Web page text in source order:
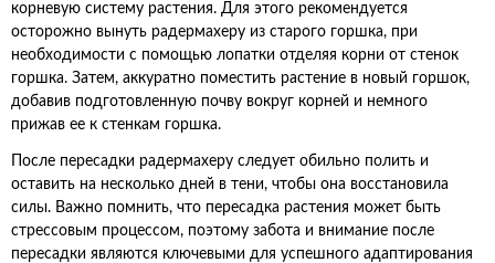
корневую систему растения. Для этого рекомендуется
осторожно вынуть радермахеру из старого горшка, при
необходимости с помощью лопатки отделяя корни от стенок
горшка. Затем, аккуратно поместить растение в новый горшок,
добавив подготовленную почву вокруг корней и немного
прижав ее к стенкам горшка.
После пересадки радермахеру следует обильно полить и
оставить на несколько дней в тени, чтобы она восстановила
силы. Важно помнить, что пересадка растения может быть
стрессовым процессом, поэтому забота и внимание после
пересадки являются ключевыми для успешного адаптирования